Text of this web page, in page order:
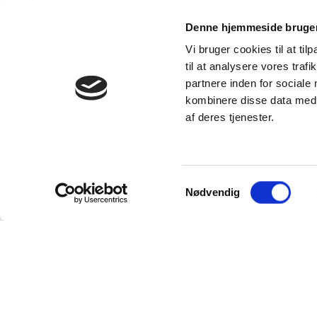
Denne hjemmeside
Vi bruger cookies til at
til at analysere vores
partnere inden for sociale
kombinere disse data
af deres tjenester.
Samtykkevalg
Nødvendig
Udbyder
Google
Google
Google